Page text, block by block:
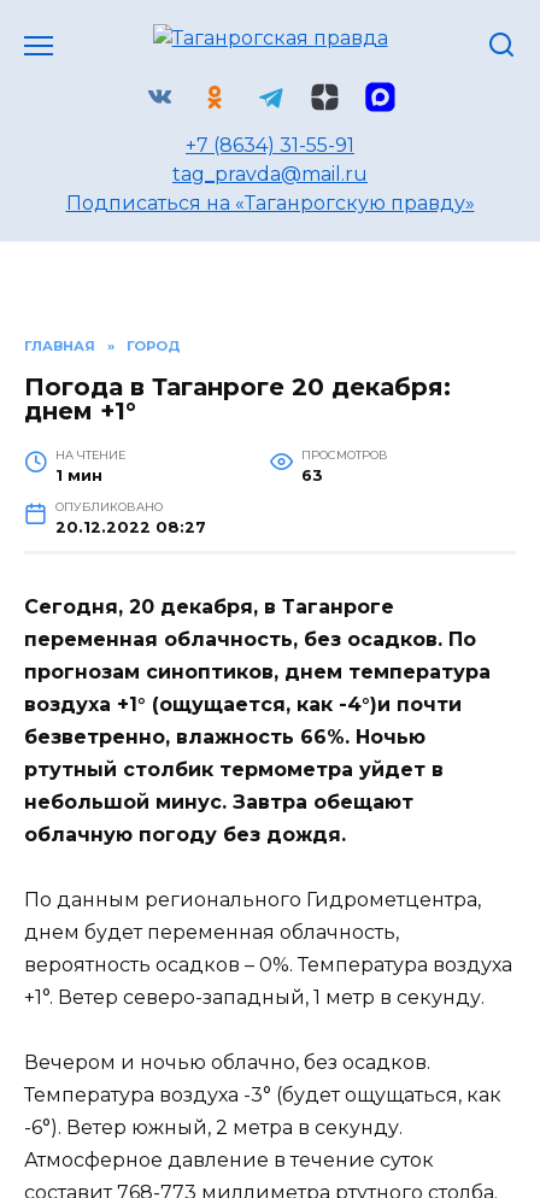
+7 (8634) 31-55-91
tag_pravda@mail.ru
Подписаться на «Таганрогскую правду»
ГЛАВНАЯ » ГОРОД
Погода в Таганроге 20 декабря:
днем +1°
НА ЧТЕНИЕ
1 мин
ПРОСМОТРОВ
63
ОПУБЛИКОВАНО
20.12.2022 08:27
Сегодня, 20 декабря, в Таганроге
переменная облачность, без осадков. По
прогнозам синоптиков, днем температура
воздуха +1° (ощущается, как -4°)и почти
безветренно, влажность 66%. Ночью
ртутный столбик термометра уйдет в
небольшой минус. Завтра обещают
облачную погоду без дождя.
По данным регионального Гидрометцентра,
днем будет переменная облачность,
вероятность осадков – 0%. Температура воздуха
+1°. Ветер северо-западный, 1 метр в секунду.
Вечером и ночью облачно, без осадков.
Температура воздуха -3° (будет ощущаться, как
-6°). Ветер южный, 2 метра в секунду.
Атмосферное давление в течение суток
составит 768-773 миллиметра ртутного столба.